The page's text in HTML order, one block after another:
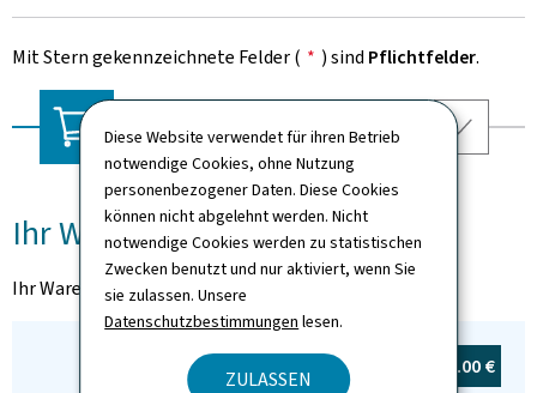
Diese Website verwendet für ihren Betrieb
notwendige Cookies, ohne Nutzung
personenbezogener Daten. Diese Cookies
können nicht abgelehnt werden. Nicht
notwendige Cookies werden zu statistischen
Zwecken benutzt und nur aktiviert, wenn Sie
sie zulassen. Unsere
Datenschutzbestimmungen lesen.
ZULASSEN
Mit Stern gekennzeichnete Felder ( * ) sind Pflichtfelder.
Ihr Warenkorb Versandart Adresse
Ihr Warenkorb
Ihr Warenkorb ist leer
0Produkt(e) 0.00 €